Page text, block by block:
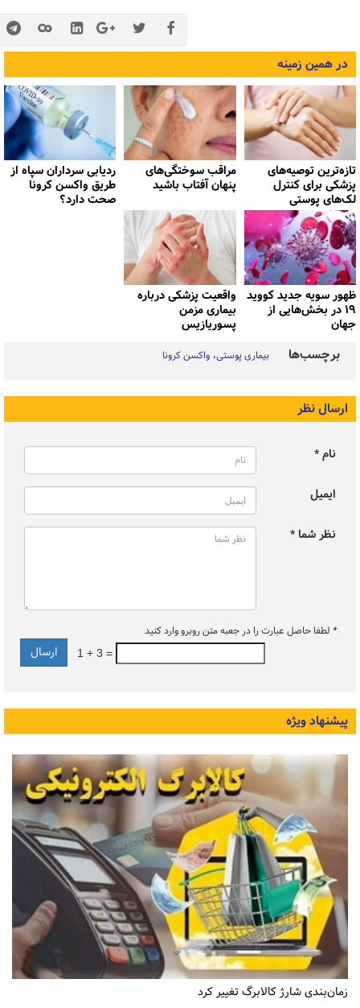
در همین زمینه
تازه‌ترین توصیه‌های
پزشکی برای کنترل
لک‌های پوستی
مراقب سوختگی‌های
پنهان آفتاب باشید
ردیابی سرداران سپاه از
طریق واکسن کرونا
صحت دارد؟
ظهور سویه جدید کووید
۱۹ در بخش‌هایی از
جهان
واقعیت پزشکی درباره
بیماری مزمن
پسوریازیس
برچسب‌ها بیماری پوستی واکسن کرونا
ارسال نظر
نام *
ایمیل
نظر شما *
* لطفا حاصل عبارت را در جعبه متن روبرو وارد کنید
1 + 3 =
پیشنهاد ویژه
زمان‌بندی شارژ کالابرگ تغییر کرد